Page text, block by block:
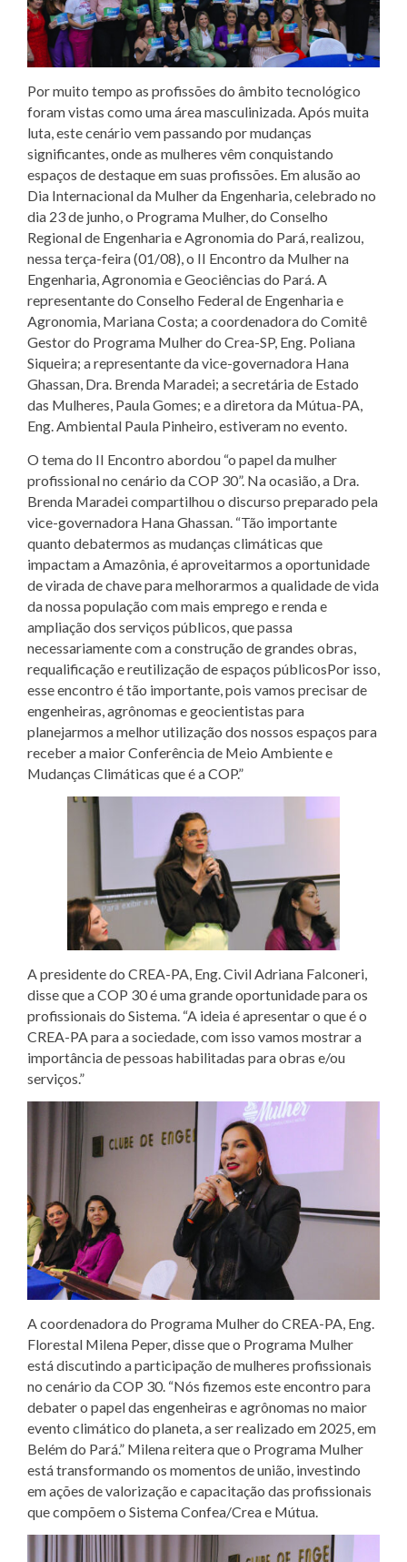
Por muito tempo as profissões do âmbito tecnológico
foram vistas como uma área masculinizada. Após muita
luta, este cenário vem passando por mudanças
significantes, onde as mulheres vêm conquistando
espaços de destaque em suas profissões. Em alusão ao
Dia Internacional da Mulher da Engenharia, celebrado no
dia 23 de junho, o Programa Mulher, do Conselho
Regional de Engenharia e Agronomia do Pará, realizou,
nessa terça-feira (01/08), o II Encontro da Mulher na
Engenharia, Agronomia e Geociências do Pará. A
representante do Conselho Federal de Engenharia e
Agronomia, Mariana Costa; a coordenadora do Comitê
Gestor do Programa Mulher do Crea-SP, Eng. Poliana
Siqueira; a representante da vice-governadora Hana
Ghassan, Dra. Brenda Maradei; a secretária de Estado
das Mulheres, Paula Gomes; e a diretora da Mútua-PA,
Eng. Ambiental Paula Pinheiro, estiveram no evento.
O tema do II Encontro abordou “o papel da mulher
profissional no cenário da COP 30”. Na ocasião, a Dra.
Brenda Maradei compartilhou o discurso preparado pela
vice-governadora Hana Ghassan. “Tão importante
quanto debatermos as mudanças climáticas que
impactam a Amazônia, é aproveitarmos a oportunidade
de virada de chave para melhorarmos a qualidade de vida
da nossa população com mais emprego e renda e
ampliação dos serviços públicos, que passa
necessariamente com a construção de grandes obras,
requalificação e reutilização de espaços públicosPor isso,
esse encontro é tão importante, pois vamos precisar de
engenheiras, agrônomas e geocientistas para
planejarmos a melhor utilização dos nossos espaços para
receber a maior Conferência de Meio Ambiente e
Mudanças Climáticas que é a COP.”
A presidente do CREA-PA, Eng. Civil Adriana Falconeri,
disse que a COP 30 é uma grande oportunidade para os
profissionais do Sistema. “A ideia é apresentar o que é o
CREA-PA para a sociedade, com isso vamos mostrar a
importância de pessoas habilitadas para obras e/ou
serviços.”
A coordenadora do Programa Mulher do CREA-PA, Eng.
Florestal Milena Peper, disse que o Programa Mulher
está discutindo a participação de mulheres profissionais
no cenário da COP 30. “Nós fizemos este encontro para
debater o papel das engenheiras e agrônomas no maior
evento climático do planeta, a ser realizado em 2025, em
Belém do Pará.” Milena reitera que o Programa Mulher
está transformando os momentos de união, investindo
em ações de valorização e capacitação das profissionais
que compõem o Sistema Confea/Crea e Mútua.